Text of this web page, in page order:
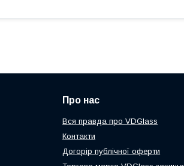
Про нас
Вся правда про VDGlass
Контакти
Догорір публічної оферти